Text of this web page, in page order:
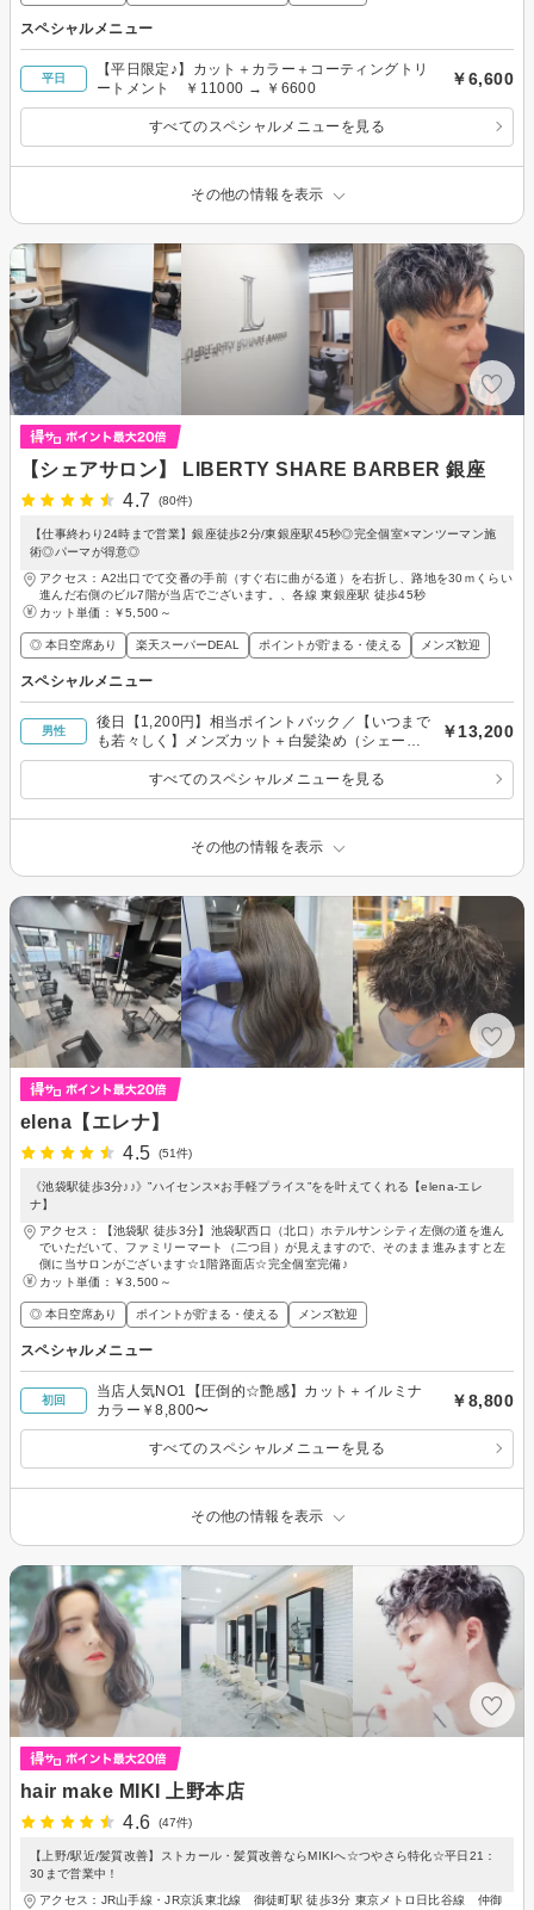
スペシャルメニュー
平日
【平日限定♪】カット＋カラー＋コーティングトリ
ートメント ￥11000 → ￥6600
￥6,600
すべてのスペシャルメニューを見る
その他の情報を表示
【シェアサロン】 LIBERTY SHARE BARBER 銀座
4.7
(80件)
【仕事終わり24時まで営業】銀座徒歩2分/東銀座駅45秒◎完全個室×マンツーマン施
術◎パーマが得意◎
アクセス：A2出口でて交番の手前（すぐ右に曲がる道）を右折し、路地を30ｍくらい
進んだ右側のビル7階が当店でございます。、各線 東銀座駅 徒歩45秒
カット単価： ￥5,500～
◎ 本日空席あり 楽天スーパーDEAL ポイントが貯まる・使える メンズ歓迎
スペシャルメニュー
男性
後日【1,200円】相当ポイントバック／【いつまで
も若々しく】メンズカット＋白髪染め（シェービ
ング／眉毛込み）
￥13,200
すべてのスペシャルメニューを見る
その他の情報を表示
elena【エレナ】
4.5
(51件)
《池袋駅徒歩3分♪♪》”ハイセンス×お手軽プライス”をを叶えてくれる【elena-エレ
ナ】
アクセス：【池袋駅 徒歩3分】池袋駅西口（北口）ホテルサンシティ左側の道を進ん
でいただいて、ファミリーマート（二つ目）が見えますので、そのまま進みますと左
側に当サロンがございます☆1階路面店☆完全個室完備♪
カット単価： ￥3,500～
◎ 本日空席あり ポイントが貯まる・使える メンズ歓迎
スペシャルメニュー
初回
当店人気NO1【圧倒的☆艶感】カット＋イルミナ
カラー￥8,800〜
￥8,800
すべてのスペシャルメニューを見る
その他の情報を表示
hair make MIKI 上野本店
4.6
(47件)
【上野/駅近/髪質改善】ストカール・髪質改善ならMIKIへ☆つやさら特化☆平日21：
30まで営業中！
アクセス：JR山手線・JR京浜東北線 御徒町駅 徒歩3分 東京メトロ日比谷線 仲御